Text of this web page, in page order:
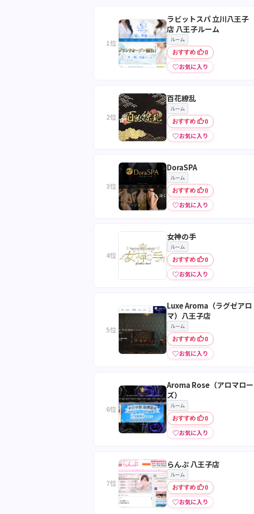
1位
ラビットスパ 立川八王子
店 八王子ルーム
ルーム
おすすめ thumb_up0
♡お気に入り
2位
百花繚乱
ルーム
おすすめ thumb_up0
♡お気に入り
3位
DoraSPA
ルーム
おすすめ thumb_up0
♡お気に入り
4位
女神の手
ルーム
おすすめ thumb_up0
♡お気に入り
5位
Luxe Aroma（ラグゼアロ
マ）八王子店
ルーム
おすすめ thumb_up0
♡お気に入り
6位
Aroma Rose（アロマロー
ズ）
ルーム
おすすめ thumb_up0
♡お気に入り
7位
らんぷ 八王子店
ルーム
おすすめ thumb_up0
♡お気に入り